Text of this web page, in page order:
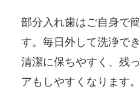
部分入れ歯はご自身で
す。毎日外して洗浄で
清潔に保ちやすく、残
アもしやすくなります。